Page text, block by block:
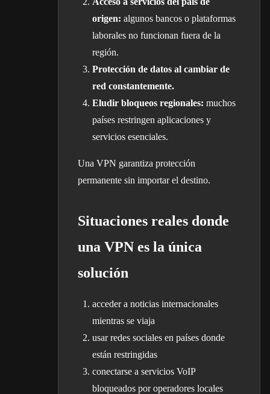
origen: algunos bancos o plataformas
laborales no funcionan fuera de la
región.
Protección de datos al cambiar de
red constantemente.
Eludir bloqueos regionales: muchos
países restringen aplicaciones y
servicios esenciales.
Una VPN garantiza protección
permanente sin importar el destino.
Situaciones reales donde
una VPN es la única
solución
acceder a noticias internacionales
mientras se viaja
usar redes sociales en países donde
están restringidas
conectarse a servicios VoIP
bloqueados por operadores locales